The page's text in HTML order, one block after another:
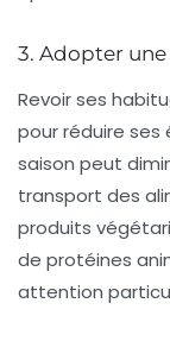
3. Adopter
Revoir ses
pour réduire ses
saison peut
transport des
produits
de protéines
attention